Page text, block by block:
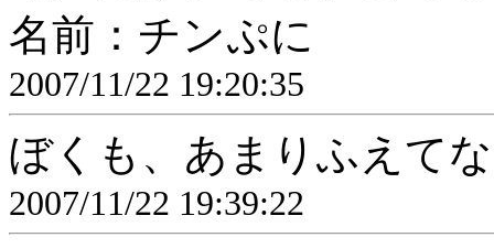
名前：チンぷに
2007/11/22 19:20:35
ぼくも、あまりふえて
2007/11/22 19:39:22